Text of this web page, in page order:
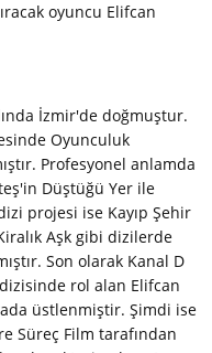
oyuncu Elifcan
İzmir'de doğmuştur.
Oyunculuk
Profesyonel anlamda
Düştüğü Yer ile
projesi ise Kayıp Şehir
Aşk gibi dizilerde
Son olarak Kanal D
rol alan Elifcan
üstlenmiştir. Şimdi ise
Süreç Film tarafından